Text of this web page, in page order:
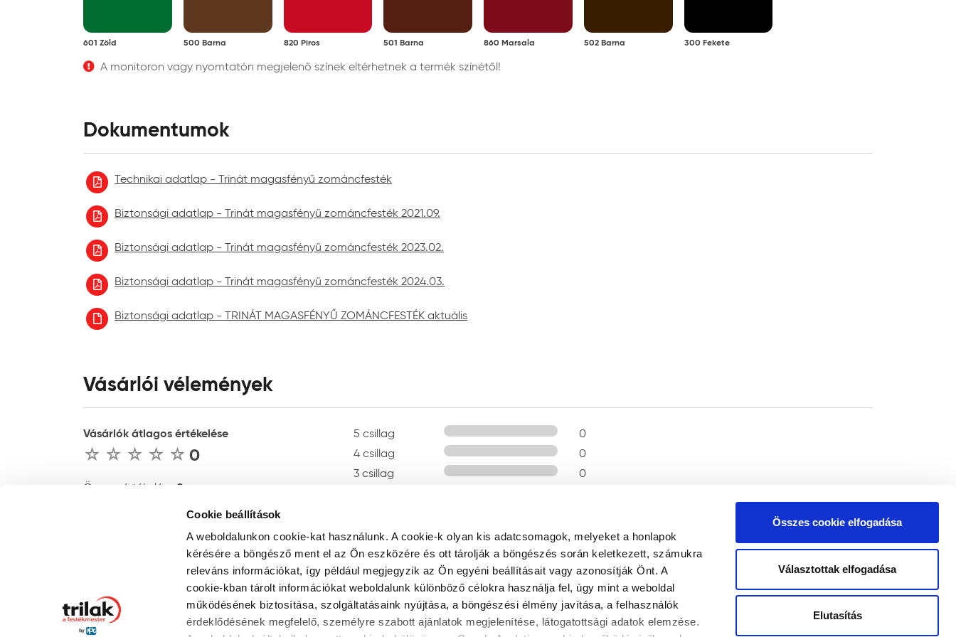
Cookie beállítások
A weboldalunkon cookie-kat használunk. A cookie-k olyan kis adatcsomagok, melyeket a honlapok
kérésére a böngésző ment el az Ön eszközére és ott tárolják a böngészés során keletkezett, számukra
releváns információkat, így például megjegyzik az Ön egyéni beállításait vagy azonosítják Önt. A
cookie-kban tárolt információkat weboldalunk különböző célokra használja fel, úgy mint a weboldal
működésének biztosítása, szolgáltatásaink nyújtása, a böngészési élmény javítása, a felhasználók
érdeklődésének megfelelő, személyre szabott ajánlatok megjelenítése, látogatottsági adatok elemzése.
Összes cookie elfogadása
Választottak elfogadása
Elutasítás
601 Zöld 500 Barna 820 Piros 501 Barna 860 Marsala 502 Barna 300 Fekete
A monitoron vagy nyomtatón megjelenő színek eltérhetnek a termék színétől!
Dokumentumok
Technikai adatlap - Trinát magasfényű zománcfesték
Biztonsági adatlap - Trinát magasfényű zománcfesték 2021.09.
Biztonsági adatlap - Trinát magasfényű zománcfesték 2023.02.
Biztonsági adatlap - Trinát magasfényű zománcfesték 2024.03.
Biztonsági adatlap - TRINÁT MAGASFÉNYŰ ZOMÁNCFESTÉK aktuális
Vásárlói vélemények
Vásárlók átlagos értékelése
0
Összes értékelés : 0
ÉRTÉKELÉS ÍRÁSA
5 csillag
0
4 csillag
0
3 csillag
0